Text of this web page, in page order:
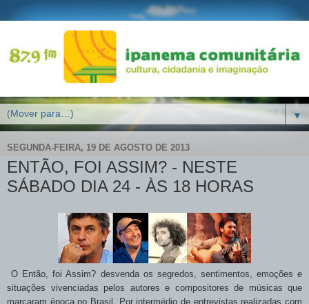
▼
SEGUNDA-FEIRA, 19 DE AGOSTO DE 2013
ENTÃO, FOI ASSIM? - NESTE
SÁBADO DIA 24 - ÀS 18 HORAS
O Então, foi Assim? desvenda os segredos, sentimentos, emoções e
situações vivenciadas pelos autores e compositores de músicas que
marcaram época no Brasil. Por intermédio de entrevistas realizadas com